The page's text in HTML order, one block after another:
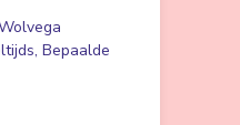
Bepaalde